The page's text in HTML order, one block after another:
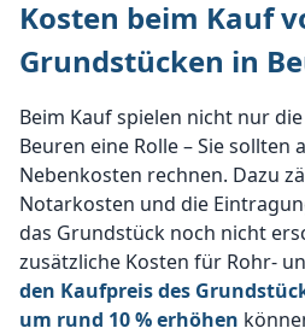
Kosten beim Kauf
Grundstücken in
Beim Kauf spielen nicht nur
Beuren eine Rolle – Sie sollten
Nebenkosten rechnen. Dazu
Notarkosten und die
das Grundstück noch nicht
zusätzliche Kosten für Rohr-
den Kaufpreis des
um rund 10 % erhöhen